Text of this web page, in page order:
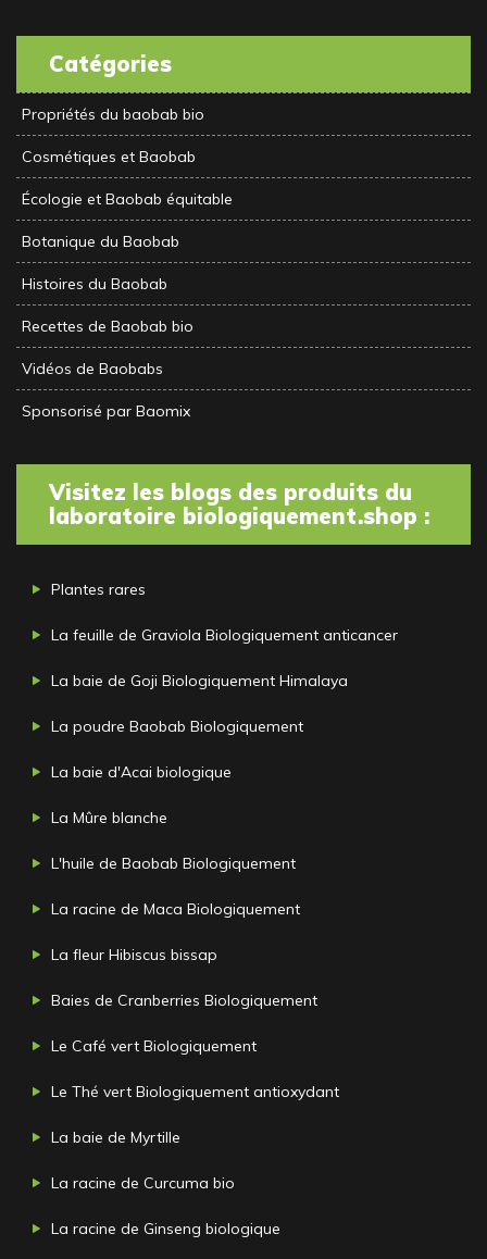
Catégories
Propriétés du baobab bio
Cosmétiques et Baobab
Écologie et Baobab équitable
Botanique du Baobab
Histoires du Baobab
Recettes de Baobab bio
Vidéos de Baobabs
Sponsorisé par Baomix
Visitez les blogs des produits du
laboratoire biologiquement.shop :
Plantes rares
La feuille de Graviola Biologiquement anticancer
La baie de Goji Biologiquement Himalaya
La poudre Baobab Biologiquement
La baie d'Acai biologique
La Mûre blanche
L'huile de Baobab Biologiquement
La racine de Maca Biologiquement
La fleur Hibiscus bissap
Baies de Cranberries Biologiquement
Le Café vert Biologiquement
Le Thé vert Biologiquement antioxydant
La baie de Myrtille
La racine de Curcuma bio
La racine de Ginseng biologique